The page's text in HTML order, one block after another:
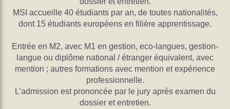
MSI accueille 40 étudiants par an, de toutes nationalités,
dont 15 étudiants européens en filière apprentissage.
Entrée en M2, avec M1 en gestion, eco-langues, gestion-
langue ou diplôme national / étranger équivalent, avec
mention ; autres formations avec mention et expérience
professionnelle.
L’admission est prononcée par le jury après examen du
dossier et entretien.